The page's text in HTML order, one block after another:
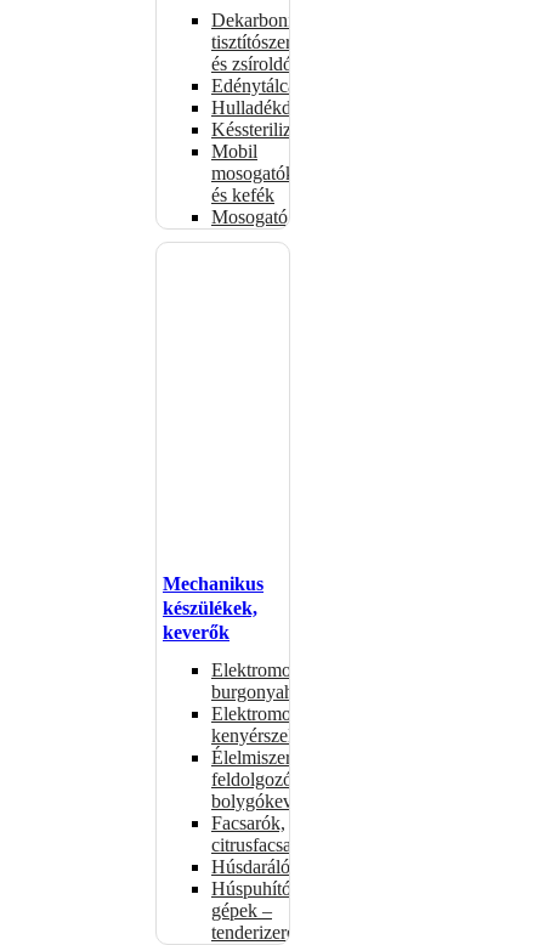
Dekarbonizáló
tisztítószerek
és zsíroldók
Edénytálcák
Hulladékdarálók
Késsterilizátorok
Mobil
mosogatók
és kefék
Mosogatógépkosarak
Mechanikus
készülékek,
keverők
Elektromos
burgonyahámozók
Elektromos
kenyérszeletelők
Élelmiszer-
feldolgozók –
bolygókeverők
Facsarók,
citrusfacsarók
Húsdarálók
Húspuhító
gépek –
tenderizerek